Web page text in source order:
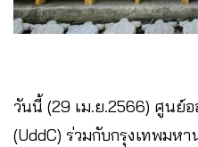
วันนี้ (29 เม.ย.2566) ศูนย์
(UddC) ร่วมกับกรุงเทพมห